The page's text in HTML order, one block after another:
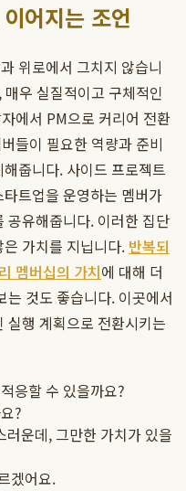
어지는 조언
위로에서 그치지 않습니
우 실질적이고 구체적인
에서 PM으로 커리어 전환
들이 필요한 역량과 준비
줍니다. 사이드 프로젝트
트업을 운영하는 멤버가
공유해줍니다. 이러한 집단
가치를 지닙니다. 반복되
멤버십의 가치에 대해 더
것도 좋습니다. 이곳에서
실행 계획으로 전환시키는
응할 수 있을까요?
?
운데, 그만한 가치가 있을
겠어요.